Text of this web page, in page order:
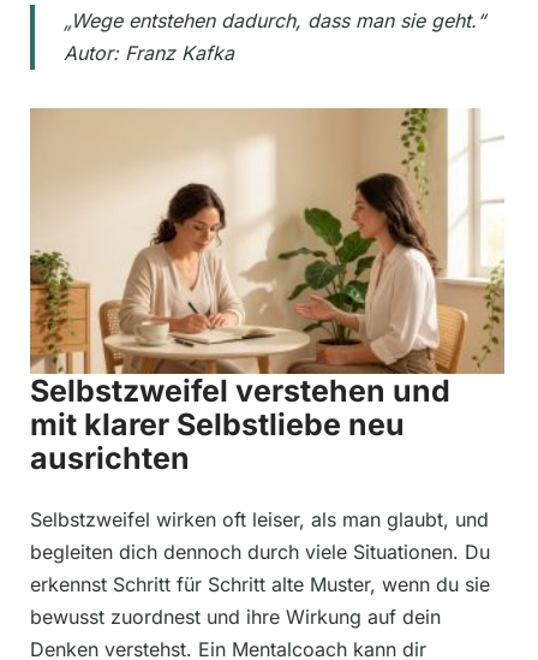
„Wege entstehen dadurch, dass man sie geht.“
Autor: Franz Kafka
Selbstzweifel verstehen und
mit klarer Selbstliebe neu
ausrichten
Selbstzweifel wirken oft leiser, als man glaubt, und
begleiten dich dennoch durch viele Situationen. Du
erkennst Schritt für Schritt alte Muster, wenn du sie
bewusst zuordnest und ihre Wirkung auf dein
Denken verstehst. Ein Mentalcoach kann dir